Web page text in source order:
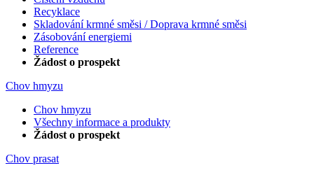
Recyklace
Skladování krmné směsi / Doprava krmné směsi
Zásobování energiemi
Reference
Žádost o prospekt
Chov hmyzu
Chov hmyzu
Všechny informace a produkty
Žádost o prospekt
Chov prasat